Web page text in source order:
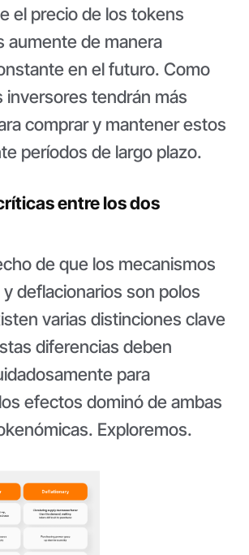
el precio de los tokens
aumente de manera
en el futuro. Como
inversores tendrán más
comprar y mantener estos
períodos de largo plazo.
entre los dos
de que los mecanismos
deflacionarios son polos
varias distinciones clave
diferencias deben
para
efectos dominó de ambas
Exploremos.